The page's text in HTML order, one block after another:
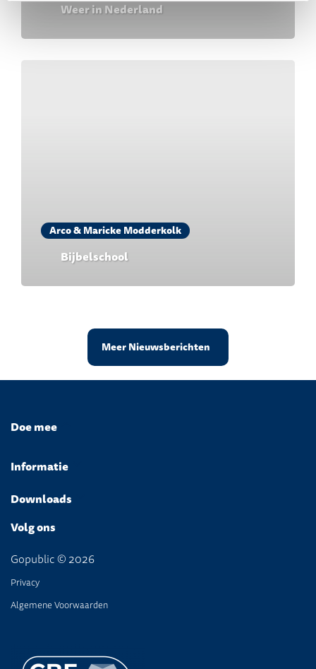
Weer in Nederland
Arco & Maricke Modderkolk
Bijbelschool
Meer Nieuwsberichten
Doe mee
Informatie
Downloads
Volg ons
Gopublic © 2026
Privacy
Algemene Voorwaarden